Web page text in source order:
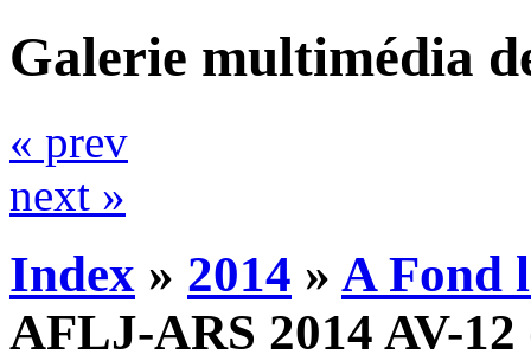
Galerie multimédia
« prev
next »
Index » 2014 » A Fond
AFLJ-ARS 2014 AV-12